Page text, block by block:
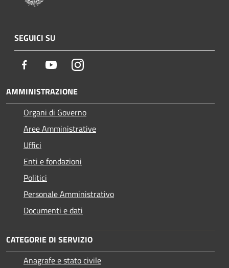
SEGUICI SU
Facebook YoutubeInstagram
AMMINISTRAZIONE
Organi di Governo
Aree Amministrative
Uffici
Enti e fondazioni
Politici
Personale Amministrativo
Documenti e dati
CATEGORIE DI SERVIZIO
Anagrafe e stato civile